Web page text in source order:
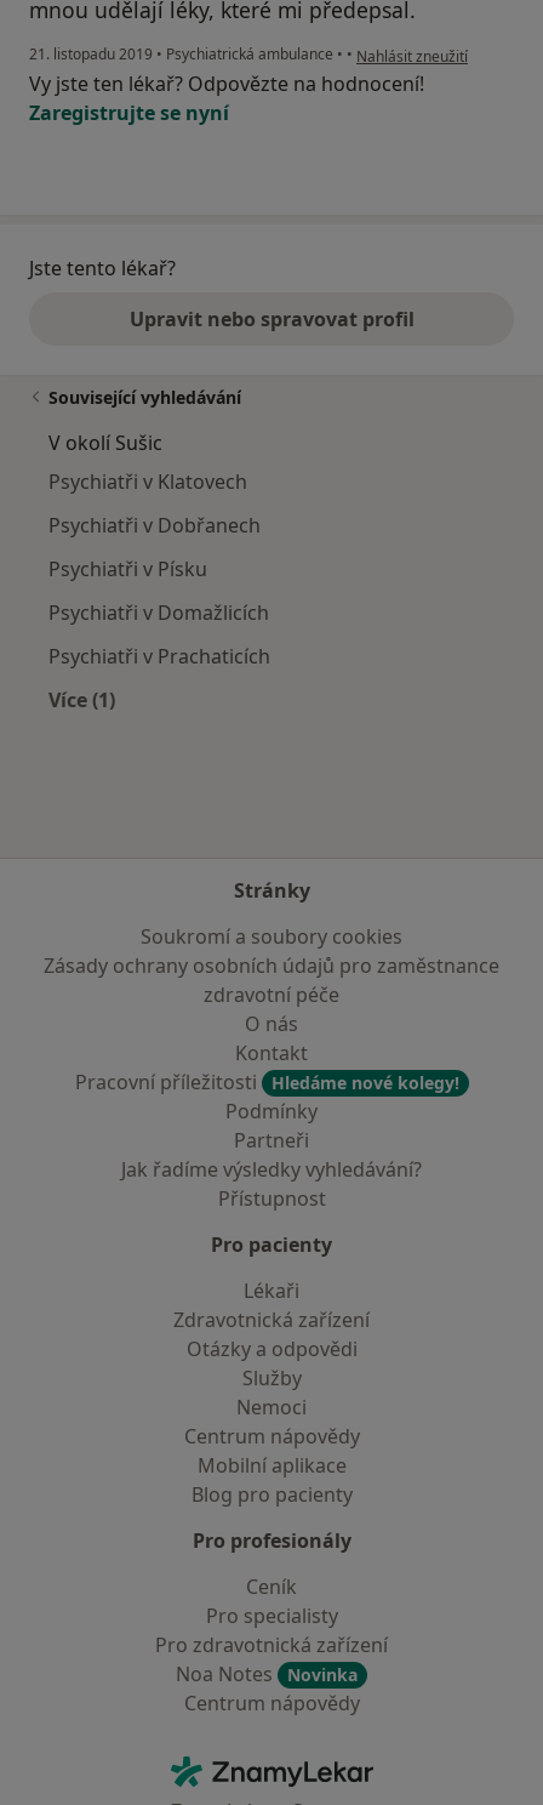
mnou udělají léky, které mi předepsal.
21. listopadu 2019 • Psychiatrická ambulance • • podle názoru uživatele
Nahlásit zneužití
Vy jste ten lékař? Odpovězte na hodnocení!
Zaregistrujte se nyní
Jste tento lékař?
Upravit nebo spravovat profil
Související vyhledávání
V okolí Sušic
Psychiatři v Klatovech
Psychiatři v Dobřanech
Psychiatři v Písku
Psychiatři v Domažlicích
Psychiatři v Prachaticích
Více (1)
Stránky
Soukromí a soubory cookies
Zásady ochrany osobních údajů pro zaměstnance
zdravotní péče
O nás
Kontakt
Pracovní příležitosti
Hledáme nové kolegy!
Podmínky
Partneři
Jak řadíme výsledky vyhledávání?
Přístupnost
Pro pacienty
Lékaři
Zdravotnická zařízení
Otázky a odpovědi
Služby
Nemoci
Centrum nápovědy
Mobilní aplikace
Blog pro pacienty
Pro profesionály
Ceník
Pro specialisty
Pro zdravotnická zařízení
Noa Notes
Novinka
Centrum nápovědy
ZnamyLekar - Hlavní stránka